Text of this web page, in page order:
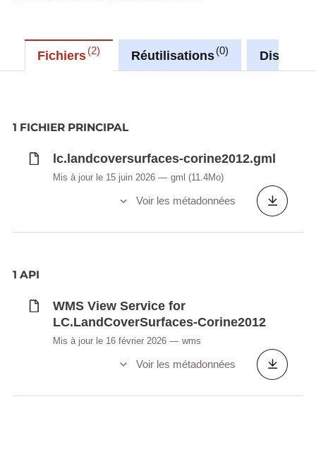
Fichiers 2 Réutilisations 0
1 FICHIER PRINCIPAL
lc.landcoversurfaces-corine2012.gml
Mis à jour le 15 juin 2026 gml (11.4Mo)
Voir les métadonnées
1 API
WMS View Service for
LC.LandCoverSurfaces-Corine2012
Mis à jour le 16 février 2026 wms
Voir les métadonnées